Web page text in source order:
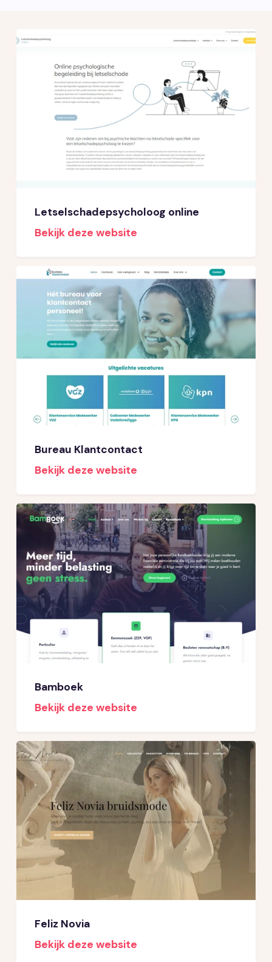
Letselschadepsycholoog online
Bekijk deze website
Bureau Klantcontact
Bekijk deze website
Bamboek
Bekijk deze website
Feliz Novia
Bekijk deze website